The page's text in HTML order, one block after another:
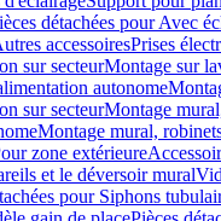
détachées pour Avec
accessoiresPrises
sur secteurMontage sur
autonome
sur secteurMontage
Montage mural,
zone extérieure
et le déversoir mural
pour Siphons